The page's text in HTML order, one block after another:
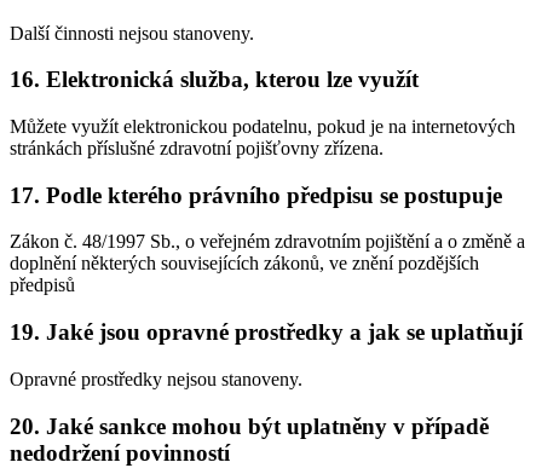
Další činnosti nejsou stanoveny.
16. Elektronická služba, kterou lze využít
Můžete využít elektronickou podatelnu, pokud je na internetových
stránkách příslušné zdravotní pojišťovny zřízena.
17. Podle kterého právního předpisu se postupuje
Zákon č. 48/1997 Sb., o veřejném zdravotním pojištění a o změně a
doplnění některých souvisejících zákonů, ve znění pozdějších
předpisů
19. Jaké jsou opravné prostředky a jak se uplatňují
Opravné prostředky nejsou stanoveny.
20. Jaké sankce mohou být uplatněny v případě
nedodržení povinností